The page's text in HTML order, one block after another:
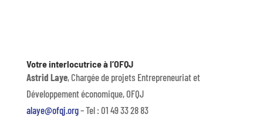
Votre interlocutrice à l’OFQJ
Astrid Laye, Chargée de projets Entrepreneuriat et
Développement économique, OFQJ
alaye@ofqj.org– Tel : 01 49 33 28 83